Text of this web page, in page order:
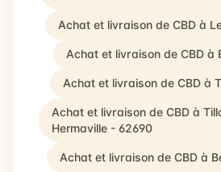
Achat et livraison de CBD à
Achat et livraison de CBD à
Achat et livraison de CBD à
Achat et livraison de CBD à
Hermaville - 62690
Achat et livraison de CBD à